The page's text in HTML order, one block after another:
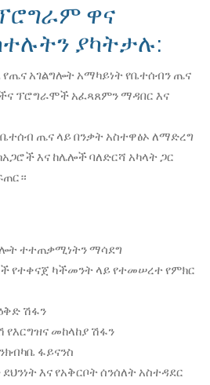
ዋና
ያካትታሉ:
አገልግሎት አማካይነት የቤተሰብን ጤና
ፕሮግራሞች አፈጻጸምን ማዳበር እና
ጤና ላይ በንቃት አስተዋፅኦ ለማድረግ
እና ከሌሎች ባለድርሻ አካላት ጋር
ተተጠቃሚነትን ማሳደግ
የተቀናጀ ካችመንት ላይ የተመሠረተ የምክር
ሽፋን
መከላከያ ሽፋን
ፋይናንስ
እና የአቅርቦት ሰንሰለት አስተዳደር